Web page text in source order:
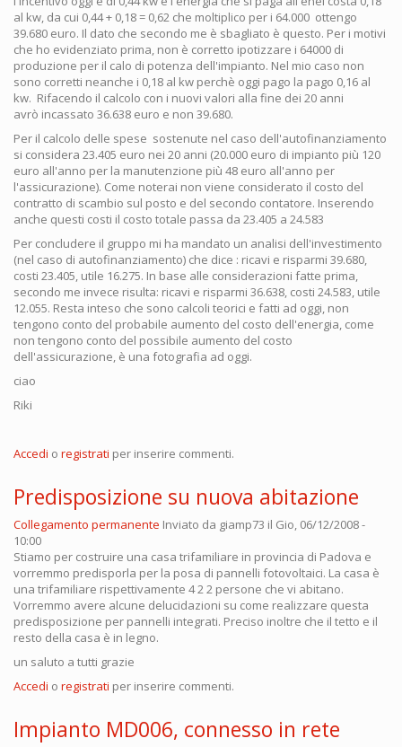
al kw, da cui 0,44 + 0,18 = 0,62 che moltiplico per i 64.000 ottengo
39.680 euro. Il dato che secondo me è sbagliato è questo. Per i motivi
che ho evidenziato prima, non è corretto ipotizzare i 64000 di
produzione per il calo di potenza dell'impianto. Nel mio caso non
sono corretti neanche i 0,18 al kw perchè oggi pago la pago 0,16 al
kw. Rifacendo il calcolo con i nuovi valori alla fine dei 20 anni
avrò incassato 36.638 euro e non 39.680.
Per il calcolo delle spese sostenute nel caso dell'autofinanziamento
si considera 23.405 euro nei 20 anni (20.000 euro di impianto più 120
euro all'anno per la manutenzione più 48 euro all'anno per
l'assicurazione). Come noterai non viene considerato il costo del
contratto di scambio sul posto e del secondo contatore. Inserendo
anche questi costi il costo totale passa da 23.405 a 24.583
Per concludere il gruppo mi ha mandato un analisi dell'investimento
(nel caso di autofinanziamento) che dice : ricavi e risparmi 39.680,
costi 23.405, utile 16.275. In base alle considerazioni fatte prima,
secondo me invece risulta: ricavi e risparmi 36.638, costi 24.583, utile
12.055. Resta inteso che sono calcoli teorici e fatti ad oggi, non
tengono conto del probabile aumento del costo dell'energia, come
non tengono conto del possibile aumento del costo
dell'assicurazione, è una fotografia ad oggi.
ciao
Riki
Accedi o registrati per inserire commenti.
Predisposizione su nuova abitazione
Collegamento permanente Inviato da giamp73 il Gio, 06/12/2008 -
10:00
Stiamo per costruire una casa trifamiliare in provincia di Padova e
vorremmo predisporla per la posa di pannelli fotovoltaici. La casa è
una trifamiliare rispettivamente 4 2 2 persone che vi abitano.
Vorremmo avere alcune delucidazioni su come realizzare questa
predisposizione per pannelli integrati. Preciso inoltre che il tetto e il
resto della casa è in legno.
un saluto a tutti grazie
Accedi o registrati per inserire commenti.
Impianto MD006, connesso in rete